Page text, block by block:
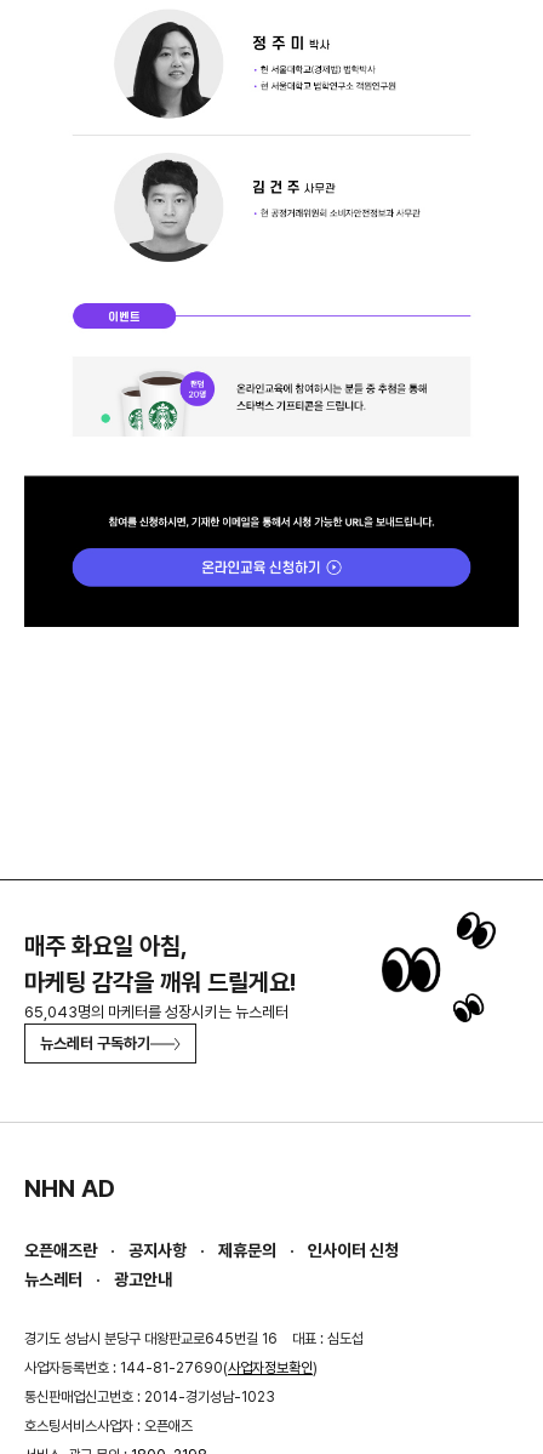
매주 화요일 아침,
마케팅 감각을 깨워 드릴게요!
65,043명의 마케터를 성장시키는 뉴스레터
뉴스레터 구독하기
NHN AD
오픈애즈란 공지사항 제휴문의
인사이터 신청
뉴스레터
광고안내
경기도 성남시 분당구 대왕판교로645번길 16
대표 : 심도섭
사업자등록번호 : 144-81-27690(사업자정보확인)
통신판매업신고번호 : 2014-경기성남-1023
호스팅서비스사업자 : 오픈애즈